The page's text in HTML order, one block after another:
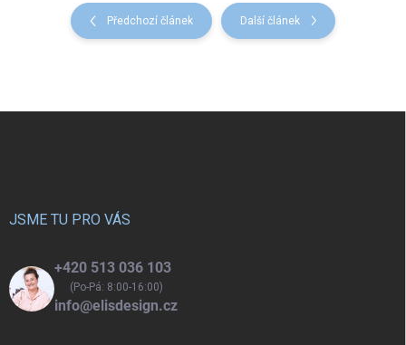
Předchozí článek Další článek
JSME TU PRO VÁS
+420 513 036 103
(Po-Pá: 8:00-16:00)
info@elisdesign.cz